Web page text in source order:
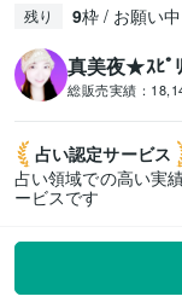
残り 9枠 / お願い中
真美夜★ｽﾋﾟ
総販売実績：
占い認定サービス
占い領域での高い実
ービスです